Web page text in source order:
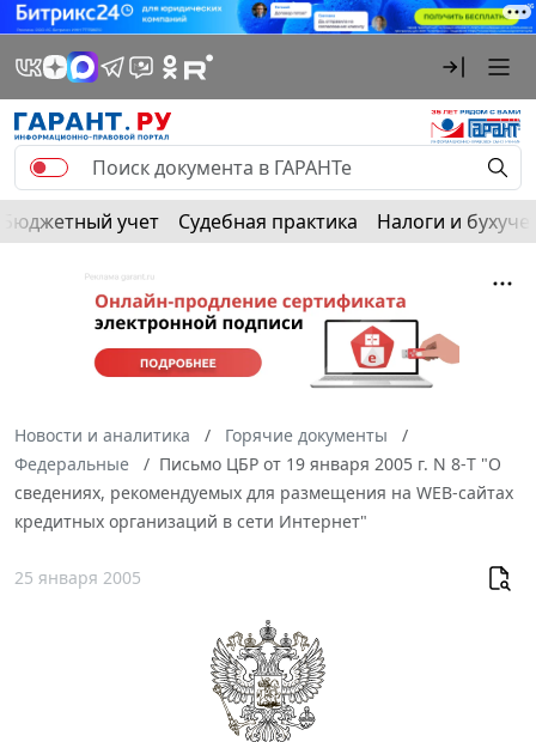
Бюджетный учет Судебная практика Налоги и
Новости и аналитика
Горячие документы
Федеральные
Письмо ЦБР от 19 января 2005 г. N 8-Т "О
сведениях, рекомендуемых для размещения на WEB-сайтах
кредитных организаций в сети Интернет"
25 января 2005